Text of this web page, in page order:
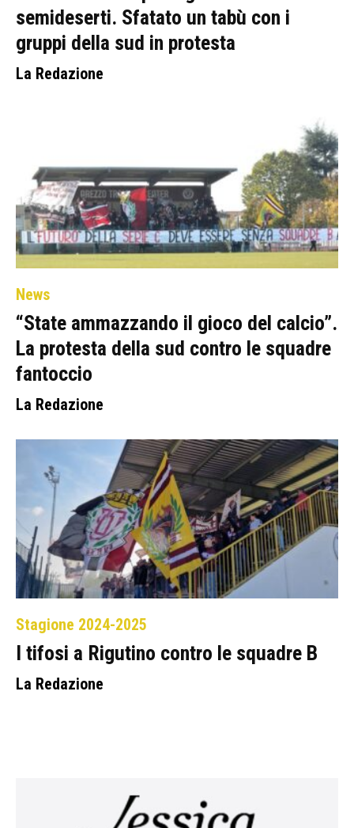
semideserti. Sfatato un tabù con i
gruppi della sud in protesta
La Redazione
News
“State ammazzando il gioco del calcio”.
La protesta della sud contro le squadre
fantoccio
La Redazione
Stagione 2024-2025
I tifosi a Rigutino contro le squadre B
La Redazione